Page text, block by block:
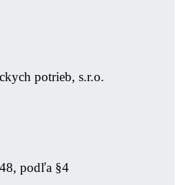
potrieb, s.r.o.
podľa §4